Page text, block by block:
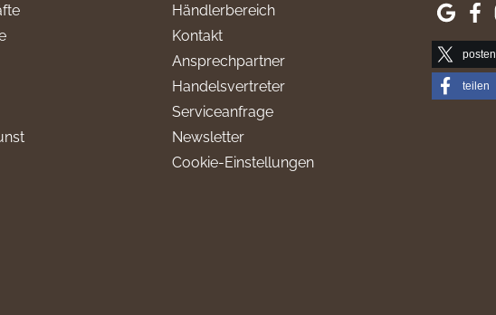
Händlerbereich
Kontakt
Ansprechpartner
Handelsvertreter
Serviceanfrage
Newsletter
Cookie-Einstellungen
posten
teilen